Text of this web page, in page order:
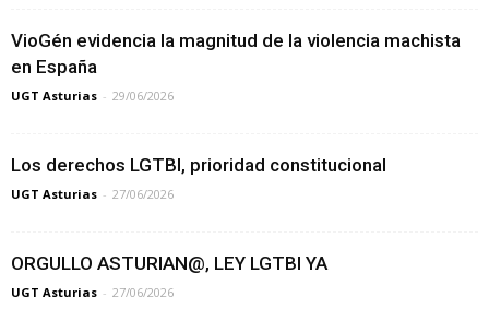
VioGén evidencia la magnitud de la violencia machista
en España
UGT Asturias - 29/06/2026
Los derechos LGTBI, prioridad constitucional
UGT Asturias - 27/06/2026
ORGULLO ASTURIAN@, LEY LGTBI YA
UGT Asturias - 27/06/2026